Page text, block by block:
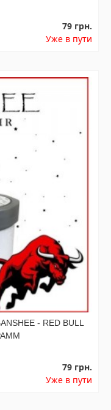
79 грн.
Уже в пути
- RED BULL
79 грн.
Уже в пути